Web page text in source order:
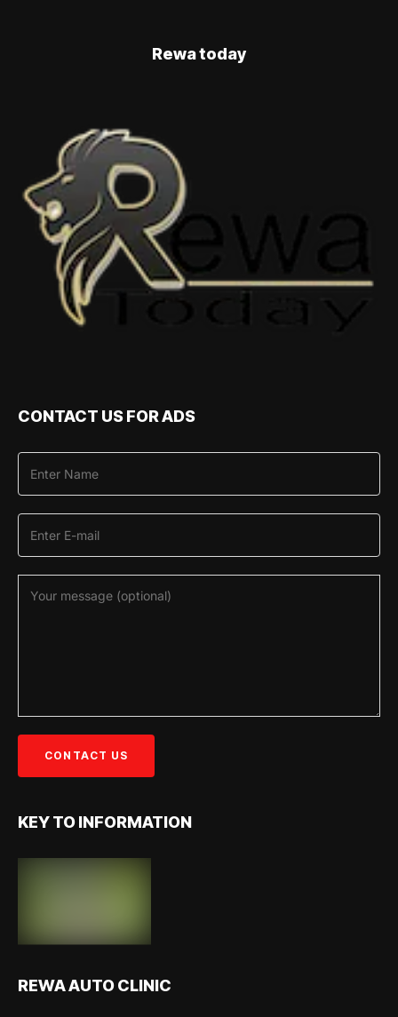
Rewa today
CONTACT US FOR ADS
KEY TO INFORMATION
REWA AUTO CLINIC